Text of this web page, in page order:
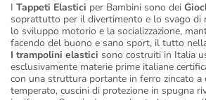
I Tappeti Elastici per Bambini sono dei
soprattutto per il divertimento e lo svago di
lo sviluppo motorio e la socializzazione,
facendo del buono e sano sport, il tutto
I trampolini elastici sono costruiti in Italia
esclusivamente materie prime italiane
con una struttura portante in ferro zincato a
temperato, cuscini di protezione in spugna